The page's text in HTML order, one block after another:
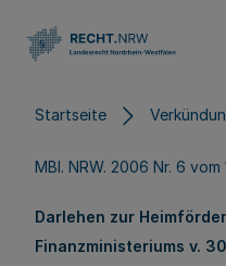
Startseite
MBl. NRW. 2006 Nr. 6 vom
Darlehen zur
Finanzministeriums v.